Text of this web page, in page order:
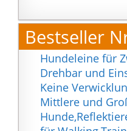
Bestseller
Hundeleine für
Drehbar und
Keine
Mittlere und